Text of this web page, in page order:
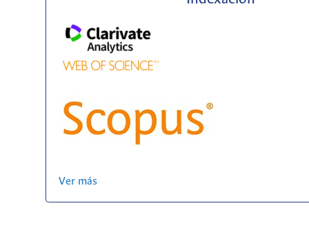
Ver más